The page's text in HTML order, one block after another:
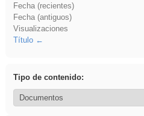
Fecha (recientes)
Fecha (antiguos)
Visualizaciones
Título
Tipo de contenido: